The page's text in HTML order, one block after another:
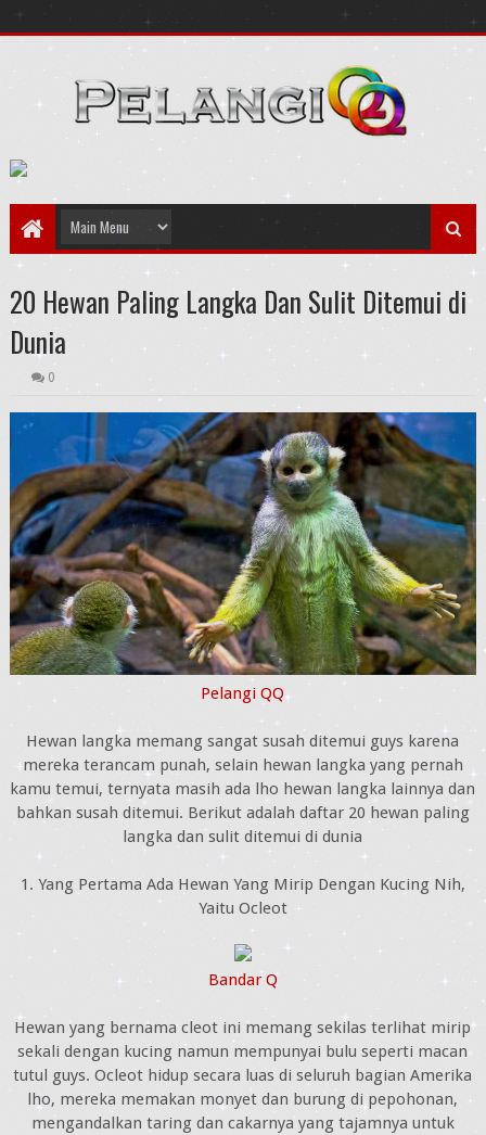
20 Hewan Paling Langka Dan Sulit Ditemui di
Dunia
0
Pelangi QQ
Hewan langka memang sangat susah ditemui guys karena
mereka terancam punah, selain hewan langka yang pernah
kamu temui, ternyata masih ada lho hewan langka lainnya dan
bahkan susah ditemui. Berikut adalah daftar 20 hewan paling
langka dan sulit ditemui di dunia
1. Yang Pertama Ada Hewan Yang Mirip Dengan Kucing Nih,
Yaitu Ocleot
Bandar Q
Hewan yang bernama cleot ini memang sekilas terlihat mirip
sekali dengan kucing namun mempunyai bulu seperti macan
tutul guys. Ocleot hidup secara luas di seluruh bagian Amerika
lho, mereka memakan monyet dan burung di pepohonan,
mengandalkan taring dan cakarnya yang tajamnya untuk